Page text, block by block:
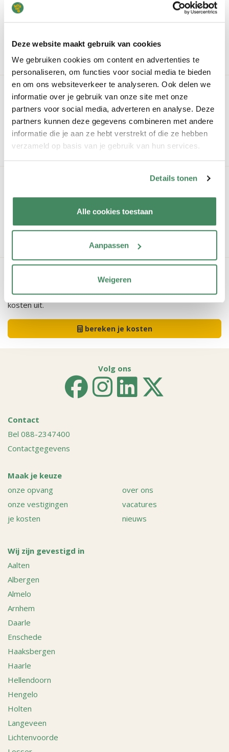
Deze website maakt gebruik van cookies
We gebruiken cookies om content en advertenties te
personaliseren, om functies voor social media te bieden
en om ons websiteverkeer te analyseren. Ook delen we
informatie over je gebruik van onze site met onze
partners voor social media, adverteren en analyse. Deze
partners kunnen deze gegevens combineren met andere
informatie die je aan ze hebt verstrekt of die ze hebben
verzameld op basis van je gebruik van hun services.
Details tonen
Alle cookies toestaan
Aanpassen
Weigeren
Tip:check ook zélf regelmatig of jouw toeslaggegevens nog
kinderopvangtoeslag app van Belastingdienst/Toeslagen.
Vestiging bekijken?
Wil je een vestiging bekijken? Geen probleem! Wij leiden je
graag rond.
rondleiding aanvragen
Schrijf je kind kosteloos en zonder verdere verplichting in bij
Weten hoeveel je betaalt bij KOSMO? Bereken eenvoudig je
kosten uit.
bereken je kosten
Volg ons
Contact
Bel 088-2347400
Contactgegevens
Maak je keuze
onze opvang
onze vestigingen
je kosten
over ons
vacatures
nieuws
Wij zijn gevestigd in
Aalten
Albergen
Almelo
Arnhem
Daarle
Enschede
Haaksbergen
Haarle
Hellendoorn
Hengelo
Holten
Langeveen
Lichtenvoorde